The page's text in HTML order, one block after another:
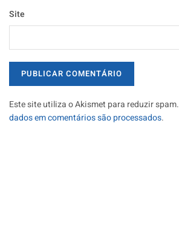
Site
Este site utiliza o Akismet para reduzir spam.
dados em comentários são processados.